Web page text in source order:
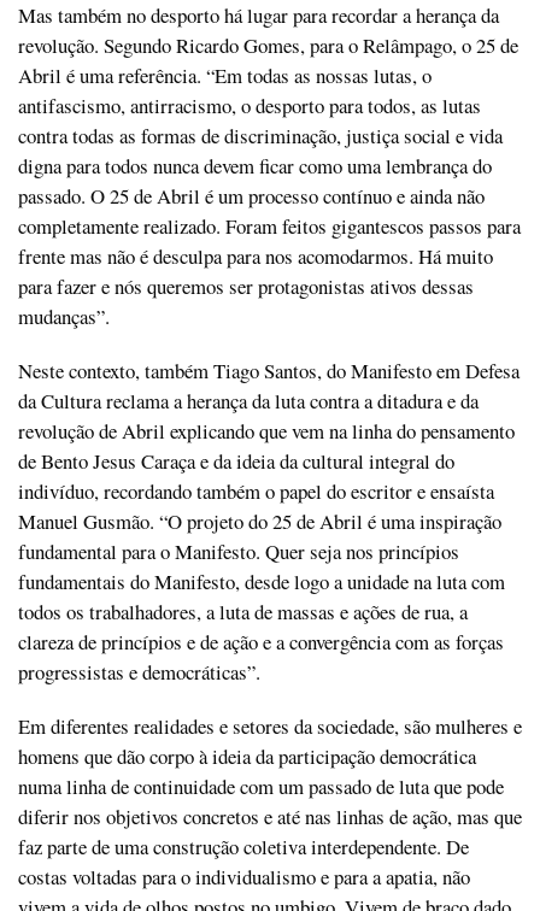
Mas também no desporto há lugar para recordar a herança da
revolução. Segundo Ricardo Gomes, para o Relâmpago, o 25 de
Abril é uma referência. “Em todas as nossas lutas, o
antifascismo, antirracismo, o desporto para todos, as lutas
contra todas as formas de discriminação, justiça social e vida
digna para todos nunca devem ficar como uma lembrança do
passado. O 25 de Abril é um processo contínuo e ainda não
completamente realizado. Foram feitos gigantescos passos para
frente mas não é desculpa para nos acomodarmos. Há muito
para fazer e nós queremos ser protagonistas ativos dessas
mudanças”.
Neste contexto, também Tiago Santos, do Manifesto em Defesa
da Cultura reclama a herança da luta contra a ditadura e da
revolução de Abril explicando que vem na linha do pensamento
de Bento Jesus Caraça e da ideia da cultural integral do
indivíduo, recordando também o papel do escritor e ensaísta
Manuel Gusmão. “O projeto do 25 de Abril é uma inspiração
fundamental para o Manifesto. Quer seja nos princípios
fundamentais do Manifesto, desde logo a unidade na luta com
todos os trabalhadores, a luta de massas e ações de rua, a
clareza de princípios e de ação e a convergência com as forças
progressistas e democráticas”.
Em diferentes realidades e setores da sociedade, são mulheres e
homens que dão corpo à ideia da participação democrática
numa linha de continuidade com um passado de luta que pode
diferir nos objetivos concretos e até nas linhas de ação, mas que
faz parte de uma construção coletiva interdependente. De
costas voltadas para o individualismo e para a apatia, não